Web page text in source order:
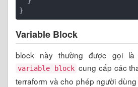
}
Variable Block
block này thường được gọi là
variable block cung cấp các
terraform và cho phép người